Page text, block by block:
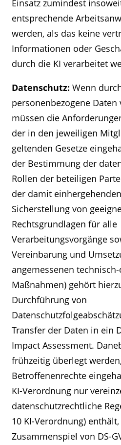
Einsatz zumindest
entsprechende
werden, als das keine
Informationen oder
durch die KI verarbeitet
Datenschutz: Wenn
personenbezogene
müssen die
der in den jeweiligen
geltenden Gesetze
der Bestimmung der
Rollen der beteiligen
der damit
Sicherstellung von
Rechtsgrundlagen für alle
Verarbeitungsvorgänge
Vereinbarung und
angemessenen
Maßnahmen) gehört
Durchführung von
Transfer der Daten in ein
Impact Assessment.
frühzeitig überlegt
Betroffenenrechte
KI-Verordnung nur
datenschutzrechtliche
10 KI-Verordnung)
Zusammenspiel von DS-